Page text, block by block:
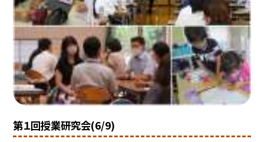
第１回授業研究会(6/9)